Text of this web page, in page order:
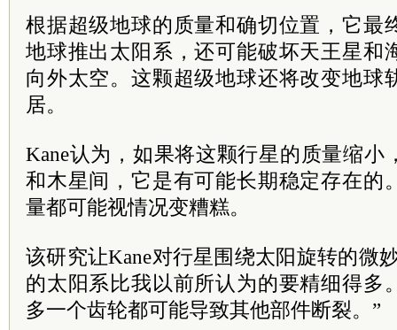
根据超级地球的质量和确切位置，它最
地球推出太阳系，还可能破坏天王星和
向外太空。这颗超级地球还将改变地球
居。
Kane认为，如果将这颗行星的质量缩小
和木星间，它是有可能长期稳定存在的
量都可能视情况变糟糕。
该研究让Kane对行星围绕太阳旋转的微
的太阳系比我以前所认为的要精细得多
多一个齿轮都可能导致其他部件断裂。”